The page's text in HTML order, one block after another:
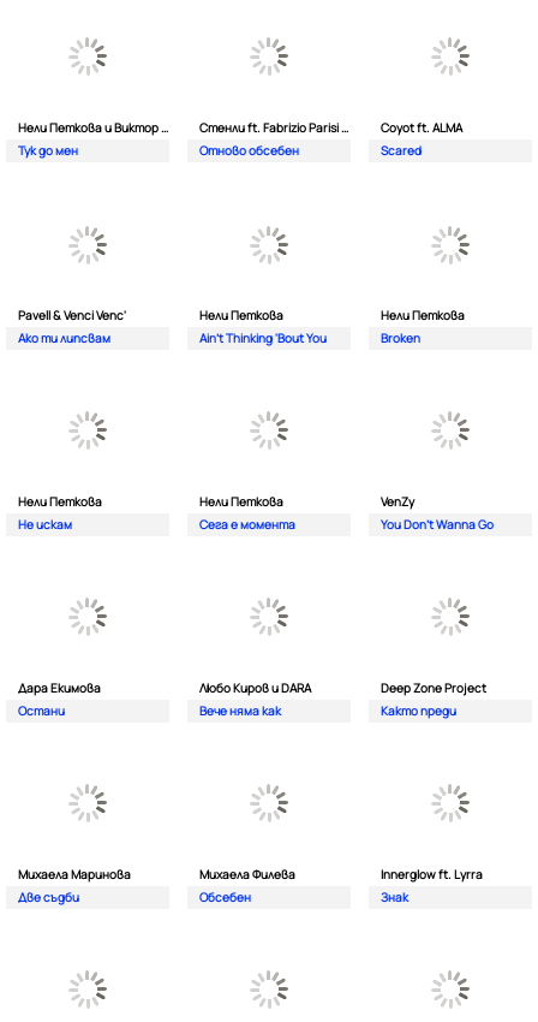
Нели Петкова и Виктор Калев
Тук до мен
Стенли ft. Fabrizio Parisi & The Editor
Отново обсебен
Coyot ft. ALMA
Scared
Pavell & Venci Venc'
Ако ти липсвам
Нели Петкова
Ain't Thinking 'Bout You
Нели Петкова
Broken
Нели Петкова
Не искам
Нели Петкова
Сега е момента
VenZy
You Don't Wanna Go
Дара Екимова
Остани
Любо Киров и DARA
Вече няма как
Deep Zone Project
Както преди
Михаела Маринова
Две съдби
Михаела Филева
Обсебен
Innerglow ft. Lyrra
Знак